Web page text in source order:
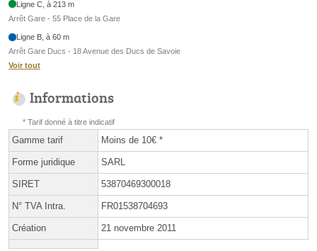
Ligne C, à 213 m
Arrêt Gare - 55 Place de la Gare
Ligne B, à 60 m
Arrêt Gare Ducs - 18 Avenue des Ducs de Savoie
Voir tout
Informations
* Tarif donné à titre indicatif
Gamme tarif Moins de 10€ *
Forme juridique SARL
SIRET 53870469300018
N° TVA Intra. FR01538704693
Création 21 novembre 2011